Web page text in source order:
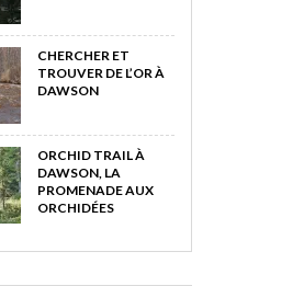
CHERCHER ET
TROUVER DE L’OR À
DAWSON
ORCHID TRAIL À
DAWSON, LA
PROMENADE AUX
ORCHIDÉES